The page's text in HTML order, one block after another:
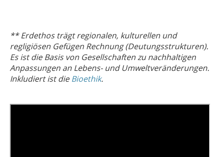
** Erdethos trägt regionalen, kulturellen und
regligiösen Gefügen Rechnung (Deutungsstrukturen).
Es ist die Basis von Gesellschaften zu nachhaltigen
Anpassungen an Lebens- und Umweltveränderungen.
Inkludiert ist dieBioethik.